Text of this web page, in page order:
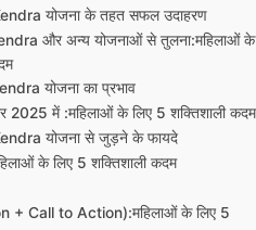
योजना के तहत सफल उदाहरण
और अन्य योजनाओं से तुलना:महिलाओं के
योजना का प्रभाव
2025 में :महिलाओं के लिए 5 शक्तिशाली कदम
योजना से जुड़ने के फायदे
के लिए 5 शक्तिशाली कदम
+ Call to Action):महिलाओं के लिए 5